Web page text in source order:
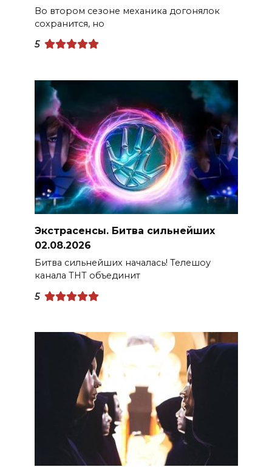
Во втором сезоне механика догонялок
сохранится, но
5
Экстрасенсы. Битва сильнейших
02.08.2026
Битва сильнейших началась! Телешоу
канала ТНТ объединит
5